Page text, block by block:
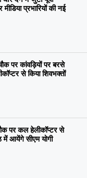
मीडिया प्रभारियों की नई
पर कांवड़ियों पर बरसे
से किया शिवभक्तों
पर कल हेलीकॉप्टर से
में आयेंगे सीएम योगी